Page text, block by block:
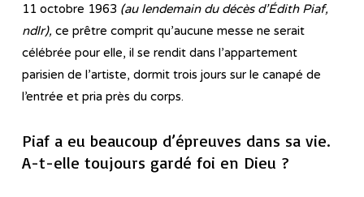
11 octobre 1963 (au lendemain du décès d’Édith Piaf,
ndlr), ce prêtre comprit qu’aucune messe ne serait
célébrée pour elle, il se rendit dans l’appartement
parisien de l’artiste, dormit trois jours sur le canapé de
l’entrée et pria près du corps.
Piaf a eu beaucoup d’épreuves dans sa vie.
A-t-elle toujours gardé foi en Dieu ?